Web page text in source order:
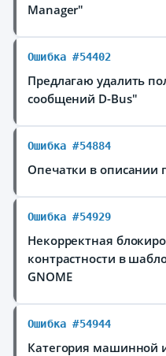
Manager"
Ошибка #54402
Предлагаю удалить
сообщений D-Bus"
Ошибка #54884
Опечатки в описании
Ошибка #54929
Некорректная
контрастности в
GNOME
Ошибка #54944
Категория машинной